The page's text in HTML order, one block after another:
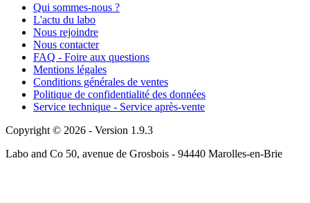
Qui sommes-nous ?
L'actu du labo
Nous rejoindre
Nous contacter
FAQ - Foire aux questions
Mentions légales
Conditions générales de ventes
Politique de confidentialité des données
Service technique - Service après-vente
Copyright © 2026 - Version 1.9.3
Labo and Co 50, avenue de Grosbois - 94440 Marolles-en-Brie